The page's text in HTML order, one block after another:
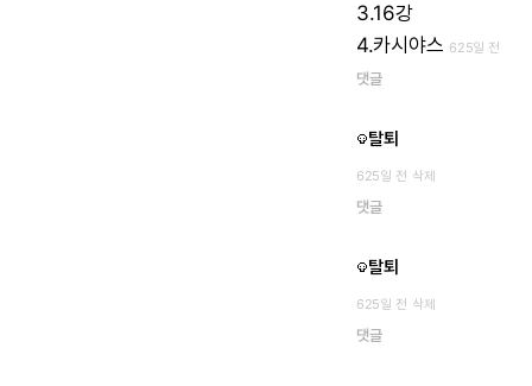
3.16강
4.카시야스 625일 전
댓글
탈퇴
625일 전 삭제
댓글
탈퇴
625일 전 삭제
댓글